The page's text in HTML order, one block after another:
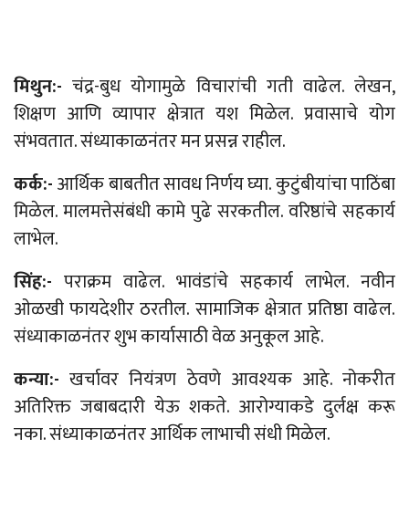
मिथुन:- चंद्र-बुध योगामुळे विचारांची गती वाढेल. लेखन,
शिक्षण आणि व्यापार क्षेत्रात यश मिळेल. प्रवासाचे योग
संभवतात. संध्याकाळनंतर मन प्रसन्न राहील.
कर्क:-आर्थिक बाबतीत सावध निर्णय घ्या. कुटुंबीयांचा पाठिंबा
मिळेल. मालमत्तेसंबंधी कामे पुढे सरकतील. वरिष्ठांचे सहकार्य
लाभेल.
सिंह:- पराक्रम वाढेल. भावंडांचे सहकार्य लाभेल. नवीन
ओळखी फायदेशीर ठरतील. सामाजिक क्षेत्रात प्रतिष्ठा वाढेल.
संध्याकाळनंतर शुभ कार्यासाठी वेळ अनुकूल आहे.
कन्या:- खर्चावर नियंत्रण ठेवणे आवश्यक आहे. नोकरीत
अतिरिक्त जबाबदारी येऊ शकते. आरोग्याकडे दुर्लक्ष करू
नका. संध्याकाळनंतर आर्थिक लाभाची संधी मिळेल.